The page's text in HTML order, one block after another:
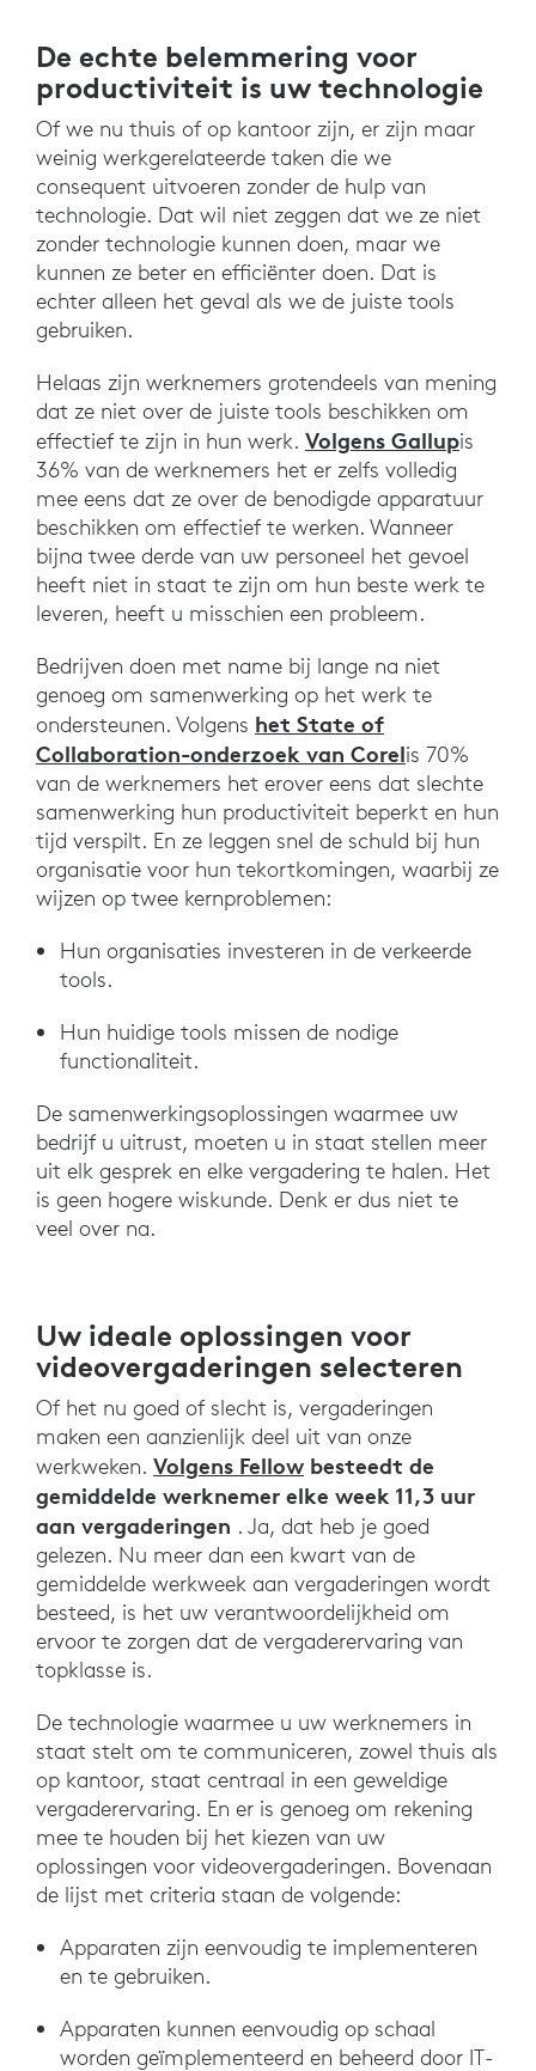
De echte belemmering voor
productiviteit is uw technologie
Of we nu thuis of op kantoor zijn, er zijn maar
weinig werkgerelateerde taken die we
consequent uitvoeren zonder de hulp van
technologie. Dat wil niet zeggen dat we ze niet
zonder technologie kunnen doen, maar we
kunnen ze beter en efficiënter doen. Dat is
echter alleen het geval als we de juiste tools
gebruiken.
Helaas zijn werknemers grotendeels van mening
dat ze niet over de juiste tools beschikken om
effectief te zijn in hun werk. Volgens Gallupis
36% van de werknemers het er zelfs volledig
mee eens dat ze over de benodigde apparatuur
beschikken om effectief te werken. Wanneer
bijna twee derde van uw personeel het gevoel
heeft niet in staat te zijn om hun beste werk te
leveren, heeft u misschien een probleem.
Bedrijven doen met name bij lange na niet
genoeg om samenwerking op het werk te
ondersteunen. Volgens het State of
Collaboration-onderzoek van Corelis 70%
van de werknemers het erover eens dat slechte
samenwerking hun productiviteit beperkt en hun
tijd verspilt. En ze leggen snel de schuld bij hun
organisatie voor hun tekortkomingen, waarbij ze
wijzen op twee kernproblemen:
Hun organisaties investeren in de verkeerde
tools.
Hun huidige tools missen de nodige
functionaliteit.
De samenwerkingsoplossingen waarmee uw
bedrijf u uitrust, moeten u in staat stellen meer
uit elk gesprek en elke vergadering te halen. Het
is geen hogere wiskunde. Denk er dus niet te
veel over na.
Uw ideale oplossingen voor
videovergaderingen selecteren
Of het nu goed of slecht is, vergaderingen
maken een aanzienlijk deel uit van onze
werkweken. Volgens Fellow besteedt de
gemiddelde werknemer elke week 11,3 uur
aan vergaderingen . Ja, dat heb je goed
gelezen. Nu meer dan een kwart van de
gemiddelde werkweek aan vergaderingen wordt
besteed, is het uw verantwoordelijkheid om
ervoor te zorgen dat de vergaderervaring van
topklasse is.
De technologie waarmee u uw werknemers in
staat stelt om te communiceren, zowel thuis als
op kantoor, staat centraal in een geweldige
vergaderervaring. En er is genoeg om rekening
mee te houden bij het kiezen van uw
oplossingen voor videovergaderingen. Bovenaan
de lijst met criteria staan de volgende:
Apparaten zijn eenvoudig te implementeren
en te gebruiken.
Apparaten kunnen eenvoudig op schaal
worden geïmplementeerd en beheerd door IT-